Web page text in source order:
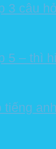
3 câu
5 – thì
tiếng